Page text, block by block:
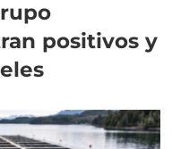
positivos y